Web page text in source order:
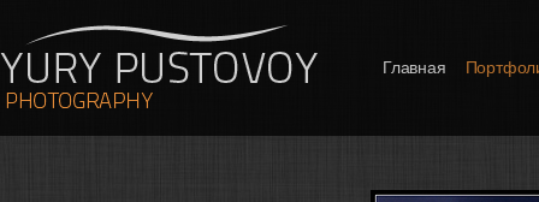
Главная